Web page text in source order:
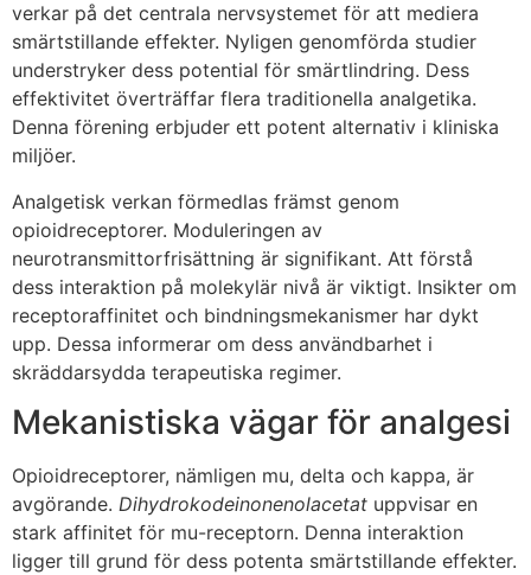
verkar på det centrala nervsystemet för att mediera
smärtstillande effekter. Nyligen genomförda studier
understryker dess potential för smärtlindring. Dess
effektivitet överträffar flera traditionella analgetika.
Denna förening erbjuder ett potent alternativ i kliniska
miljöer.
Analgetisk verkan förmedlas främst genom
opioidreceptorer. Moduleringen av
neurotransmittorfrisättning är signifikant. Att förstå
dess interaktion på molekylär nivå är viktigt. Insikter om
receptoraffinitet och bindningsmekanismer har dykt
upp. Dessa informerar om dess användbarhet i
skräddarsydda terapeutiska regimer.
Mekanistiska vägar för analgesi
Opioidreceptorer, nämligen mu, delta och kappa, är
avgörande. Dihydrokodeinonenolacetat uppvisar en
stark affinitet för mu-receptorn. Denna interaktion
ligger till grund för dess potenta smärtstillande effekter.